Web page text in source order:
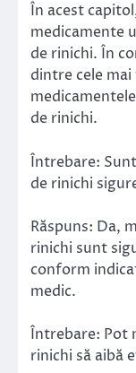
În acest
medicamente
de rinichi. În
dintre cele
de rinichi.
Întrebare:
de rinichi
Răspuns: Da,
rinichi sunt
conform
medic.
Întrebare: Pot
rinichi să aibă